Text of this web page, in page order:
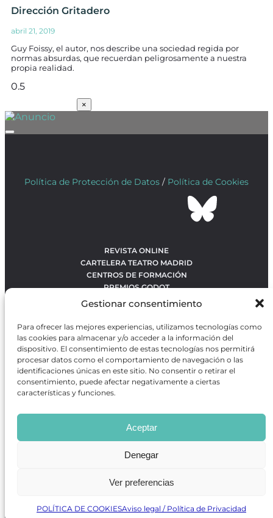
Gestionar consentimiento
Para ofrecer las mejores experiencias, utilizamos tecnologías como
las cookies para almacenar y/o acceder a la información del
dispositivo. El consentimiento de estas tecnologías nos permitirá
procesar datos como el comportamiento de navegación o las
identificaciones únicas en este sitio. No consentir o retirar el
consentimiento, puede afectar negativamente a ciertas
características y funciones.
Aceptar
Denegar
Ver preferencias
POLÍTICA DE COOKIESAviso legal / Política de Privacidad
Dirección Gritadero
abril 21, 2019
Guy Foissy, el autor, nos describe una sociedad regida por
normas absurdas, que recuerdan peligrosamente a nuestra
propia realidad.
×
Política de Protección de Datos / Política de Cookies
REVISTA ONLINE
CARTELERA TEATRO MADRID
CENTROS DE FORMACIÓN
PREMIOS GODOT
CONTACTO
OBRAS MÁS VOTADAS
RANKING MEJORES OBRAS
BÚSQUEDA AVANZADA DE OBRAS
Revista GODOTes una revista independiente especializada
en información sobre artes escénicas de Madrid, gratuita y
que se distribuye en espacios escénicos, además de otros
puntos de interés turístico y de ocio de la capital.
Desarrollado por Precise Future